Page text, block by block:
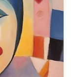
unha figura
marzo, a
á que pertence a
acto no
a […]